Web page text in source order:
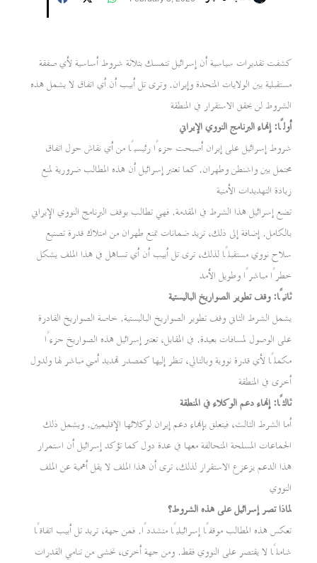
كشفت تقديرات سياسية أن إسرائيل تتمسك بثلاثة شروط أساسية لأي صفقة
مستقبلية بين الولايات المتحدة وإيران. وترى تل أبيب أن أي اتفاق لا يشمل هذه
الشروط لن يحقق الاستقرار في المنطقة
أولًا: إنهاء البرنامج النووي الإيراني
شروط إسرائيل على إيران أصبحت جزءًا رئيسيًا من أي نقاش حول اتفاق
محتمل بين واشنطن وطهران. كما تعتبر إسرائيل أن هذه المطالب ضرورية لمنع
زيادة التهديدات الأمنية
تضع إسرائيل هذا الشرط في المقدمة. فهي تطالب بوقف البرنامج النووي الإيراني
بالكامل. إضافة إلى ذلك، تريد ضمانات تمنع طهران من امتلاك قدرة تصنيع
سلاح نووي مستقبلًا لذلك، ترى تل أبيب أن أي تساهل في هذا الملف يشكل
خطرًا مباشرًا وطويل الأمد
ثانيًا: وقف تطوير الصواريخ الباليستية
يشمل الشرط الثاني وقف تطوير الصواريخ الباليستية. خاصة الصواريخ القادرة
على الوصول لمسافات بعيدة. في المقابل، تعتبر إسرائيل هذه الصواريخ جزءًا
مكملًا لأي قدرة نووية وبالتالي، تنظر إليها كمصدر تهديد أمني مباشر لها ولدول
أخرى في المنطقة
ثالثًا: إنهاء دعم الوكلاء في المنطقة
أما الشرط الثالث، فيتعلق بإنهاء دعم إيران لوكلائها الإقليميين. ويشمل ذلك
الجماعات المسلحة المتحالفة معها في عدة دول كما تؤكد إسرائيل أن استمرار
هذا الدعم يزعزع الاستقرار لذلك، ترى أن هذا الملف لا يقل أهمية عن الملف
النووي
لماذا تصر إسرائيل على هذه الشروط؟
تعكس هذه المطالب موقفًا إسرائيليًا متشددًا. فمن جهة، تريد تل أبيب اتفاقًا
شاملًا لا يقتصر على النووي فقط. ومن جهة أخرى، تخشى من تنامي القدرات